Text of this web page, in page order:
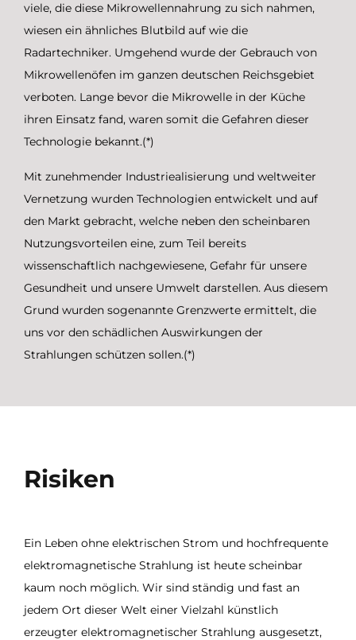
viele, die diese Mikrowellennahrung zu sich nahmen,
wiesen ein ähnliches Blutbild auf wie die
Radartechniker. Umgehend wurde der Gebrauch von
Mikrowellenöfen im ganzen deutschen Reichsgebiet
verboten. Lange bevor die Mikrowelle in der Küche
ihren Einsatz fand, waren somit die Gefahren dieser
Technologie bekannt.(*)
Mit zunehmender Industriealisierung und weltweiter
Vernetzung wurden Technologien entwickelt und auf
den Markt gebracht, welche neben den scheinbaren
Nutzungsvorteilen eine, zum Teil bereits
wissenschaftlich nachgewiesene, Gefahr für unsere
Gesundheit und unsere Umwelt darstellen. Aus diesem
Grund wurden sogenannte Grenzwerte ermittelt, die
uns vor den schädlichen Auswirkungen der
Strahlungen schützen sollen.(*)
Risiken
Ein Leben ohne elektrischen Strom und hochfrequente
elektromagnetische Strahlung ist heute scheinbar
kaum noch möglich. Wir sind ständig und fast an
jedem Ort dieser Welt einer Vielzahl künstlich
erzeugter elektromagnetischer Strahlung ausgesetzt,